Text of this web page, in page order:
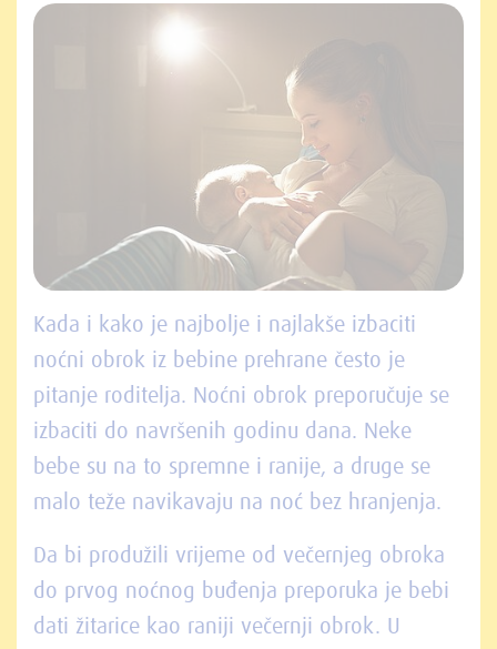
Kada i kako je najbolje i najlakše izbaciti
noćni obrok iz bebine prehrane često je
pitanje roditelja. Noćni obrok preporučuje se
izbaciti do navršenih godinu dana. Neke
bebe su na to spremne i ranije, a druge se
malo teže navikavaju na noć bez hranjenja.
Da bi produžili vrijeme od večernjeg obroka
do prvog noćnog buđenja preporuka je bebi
dati žitarice kao raniji večernji obrok. U